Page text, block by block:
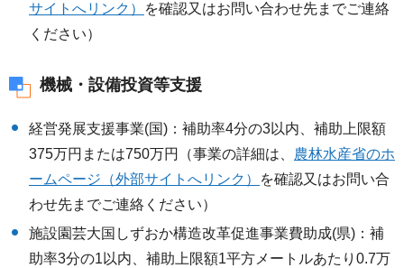
サイトへリンク）
を確認又はお問い合わせ先までご連絡
ください）
機械・設備投資等支援
経営発展支援事業(国)：補助率4分の3以内、補助上限額
375万円または750万円（事業の詳細は、 農林水産省のホ
ームページ（外部サイトへリンク）
を確認又はお問い合
わせ先までご連絡ください）
施設園芸大国しずおか構造改革促進事業費助成(県)：補
助率3分の1以内、補助上限額1平方メートルあたり0.7万